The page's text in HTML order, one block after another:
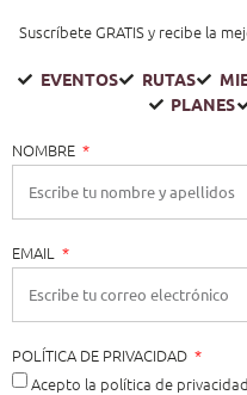
Suscríbete GRATIS y recibe la
EVENTOS RUTAS
PLANES
NOMBRE
EMAIL
POLÍTICA DE PRIVACIDAD
Acepto la política de privacidad